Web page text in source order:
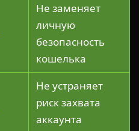
Не заменяет
личную
безопасность
кошелька
Не устраняет
риск захвата
аккаунта